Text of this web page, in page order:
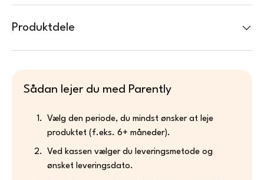
Produktdele
Sådan lejer du med Parently
Vælg den periode, du mindst ønsker at leje
produktet (f.eks. 6+ måneder).
Ved kassen vælger du leveringsmetode og
ønsket leveringsdato.